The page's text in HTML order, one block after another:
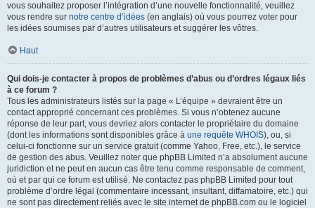
vous souhaitez proposer l’intégration d’une nouvelle fonctionnalité, veuillez
vous rendre sur notre centre d’idées (en anglais) où vous pourrez voter pour
les idées soumises par d’autres utilisateurs et suggérer les vôtres.
Haut
Qui dois-je contacter à propos de problèmes d’abus ou d’ordres légaux liés
à ce forum ?
Tous les administrateurs listés sur la page « L’équipe » devraient être un
contact approprié concernant ces problèmes. Si vous n’obtenez aucune
réponse de leur part, vous devriez alors contacter le propriétaire du domaine
(dont les informations sont disponibles grâce à une requête WHOIS), ou, si
celui-ci fonctionne sur un service gratuit (comme Yahoo, Free, etc.), le service
de gestion des abus. Veuillez noter que phpBB Limited n’a absolument aucune
juridiction et ne peut en aucun cas être tenu comme responsable de comment,
où et par qui ce forum est utilisé. Ne contactez pas phpBB Limited pour tout
problème d’ordre légal (commentaire incessant, insultant, diffamatoire, etc.) qui
ne sont pas directement reliés avec le site internet de phpBB.com ou le logiciel